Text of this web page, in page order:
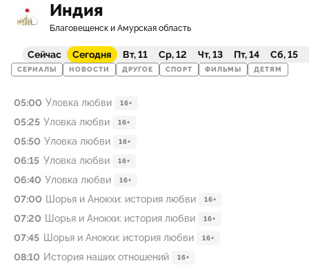
Индия
Благовещенск и Амурская область
Сейчас Сегодня Вт, 11 Ср, 12 Чт, 13 Пт, 14 Сб, 15
СЕРИАЛЫ НОВОСТИ ДРУГОЕ СПОРТ ФИЛЬМЫ ДЕТЯМ
05:00 Уловка любви 16+
05:25 Уловка любви 16+
05:50 Уловка любви 16+
06:15 Уловка любви 16+
06:40 Уловка любви 16+
07:00 Шорья и Анокхи: история любви 16+
07:20 Шорья и Анокхи: история любви 16+
07:45 Шорья и Анокхи: история любви 16+
08:10 История наших отношений 16+